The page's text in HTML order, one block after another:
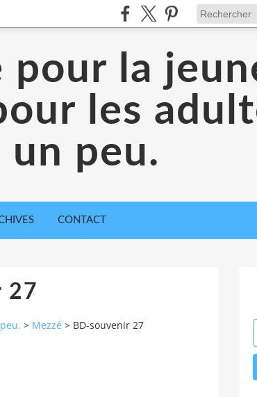
pour la
les
un peu.
CONTACT
27
> Mezzé > BD-souvenir 27